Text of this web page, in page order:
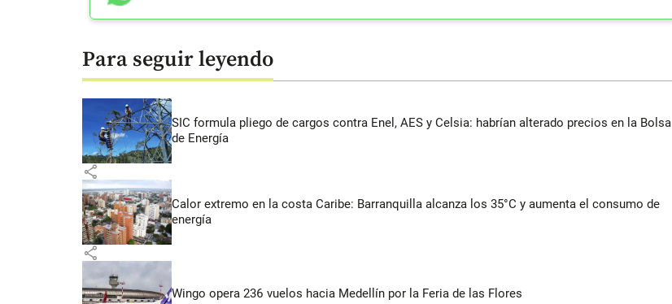
Para seguir leyendo
SIC formula pliego de cargos contra Enel, AES y Celsia: habrían alterado precios en la Bolsa
de Energía
share
Calor extremo en la costa Caribe: Barranquilla alcanza los 35°C y aumenta el consumo de
energía
share
Wingo opera 236 vuelos hacia Medellín por la Feria de las Flores